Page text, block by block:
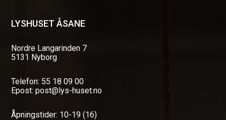
LYSHUSET ÅSANE
Nordre Langarinden 7
5131 Nyborg
Telefon: 55 18 09 00
Epost: post@lys-huset.no
Åpningstider: 10-19 (16)